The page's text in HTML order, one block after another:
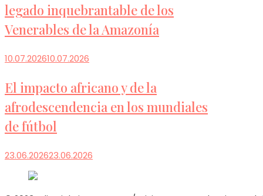
legado inquebrantable de los
Venerables de la Amazonía
10.07.202610.07.2026
El impacto africano y de la
afrodescendencia en los mundiales
de fútbol
23.06.202623.06.2026